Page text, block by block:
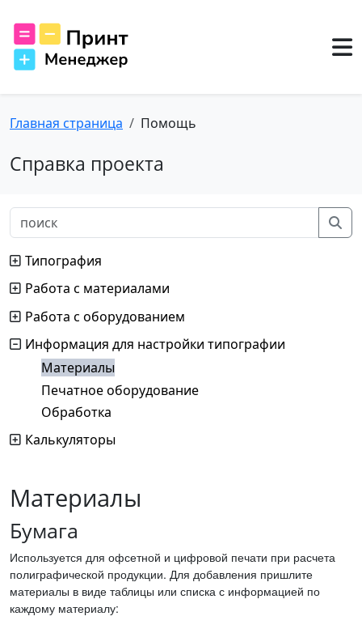
Главная страница Помощь
Справка проекта
Типография
Работа с материалами
Работа с оборудованием
Информация для настройки типографии
Материалы
Печатное оборудование
Обработка
Калькуляторы
Материалы
Бумага
Используется для офсетной и цифровой печати при расчета
полиграфической продукции. Для добавления пришлите
материалы в виде таблицы или списка с информацией по
каждому материалу: